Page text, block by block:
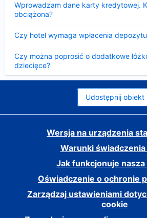
Wprowadzam dane karty kredytowej.
obciążona?
Czy hotel wymaga wpłacenia
Czy można poprosić o dodatkowe
dziecięce?
Udostępnij obiekt
Wersja na urządzenia
Warunki świadczenia
Jak funkcjonuje
Oświadczenie o ochronie
Zarządzaj ustawieniami
cookie